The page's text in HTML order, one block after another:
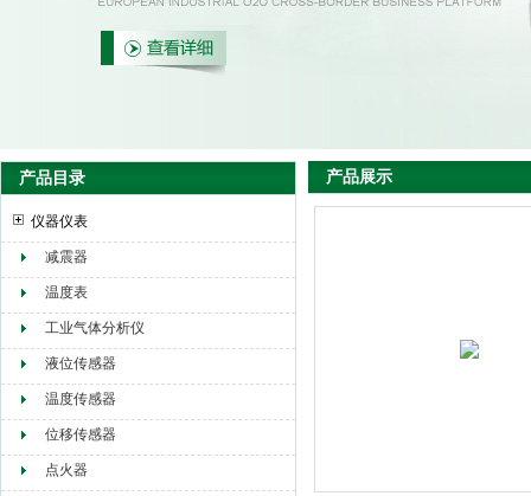
赫尔纳贸易（大连）有限公司
产品目录
仪器仪表
减震器
温度表
工业气体分析仪
液位传感器
温度传感器
位移传感器
点火器
产品展示